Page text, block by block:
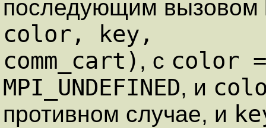
последующим вызовом
color, key,
comm_cart) , с color
MPI_UNDEFINED, и
противном случае, и